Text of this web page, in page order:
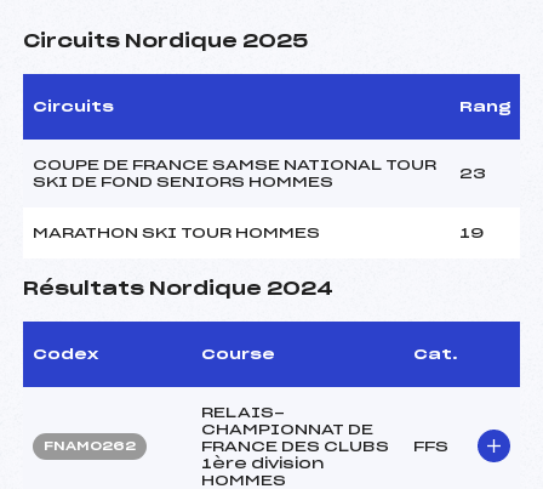
Circuits Nordique 2025
Circuits Rang
COUPE DE FRANCE SAMSE NATIONAL TOUR
SKI DE FOND SENIORS HOMMES
23
MARATHON SKI TOUR HOMMES 19
Résultats Nordique 2024
Codex Course Cat.
FNAM0262
RELAIS-
CHAMPIONNAT DE
FRANCE DES CLUBS
1ère division
HOMMES
FFS